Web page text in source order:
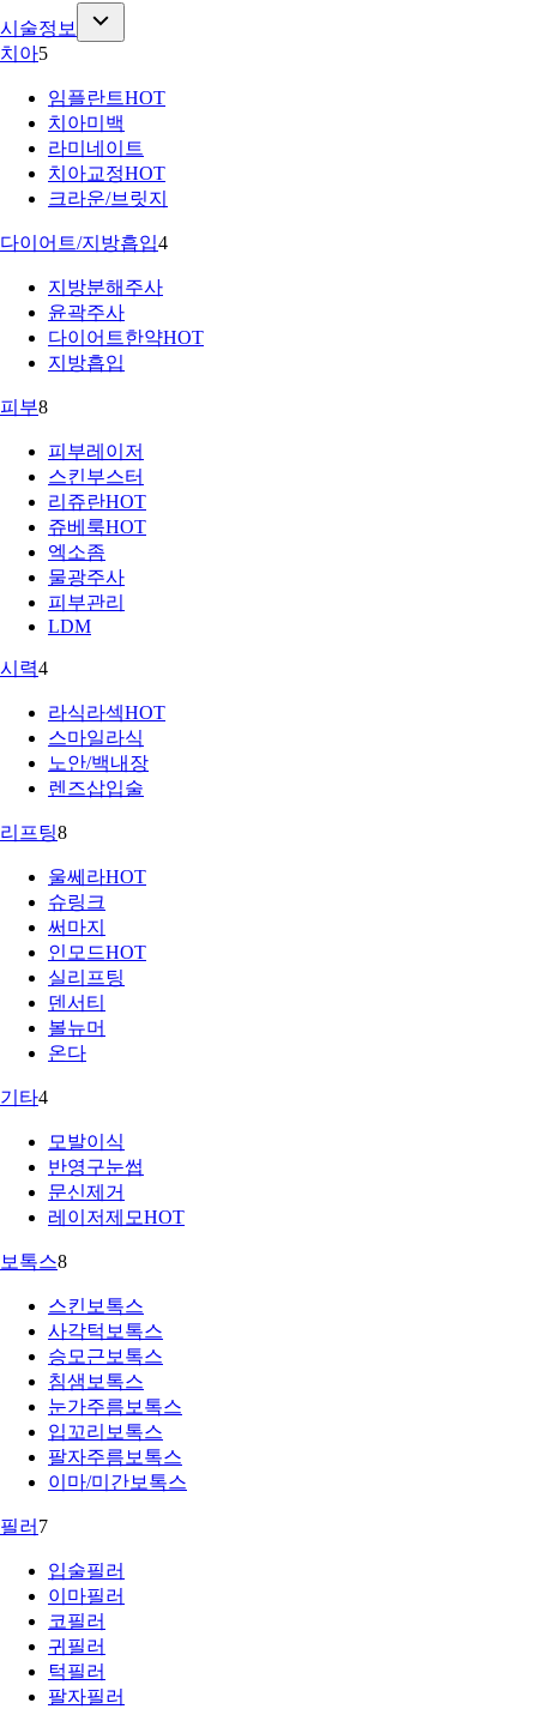
시술정보
치아5
임플란트HOT
치아미백
라미네이트
치아교정HOT
크라운/브릿지
다이어트/지방흡입4
지방분해주사
윤곽주사
다이어트한약HOT
지방흡입
피부8
피부레이저
스킨부스터
리쥬란HOT
쥬베룩HOT
엑소좀
물광주사
피부관리
LDM
시력4
라식라섹HOT
스마일라식
노안/백내장
렌즈삽입술
리프팅8
울쎄라HOT
슈링크
써마지
인모드HOT
실리프팅
덴서티
볼뉴머
온다
기타4
모발이식
반영구눈썹
문신제거
레이저제모HOT
보톡스8
스킨보톡스
사각턱보톡스
승모근보톡스
침샘보톡스
눈가주름보톡스
입꼬리보톡스
팔자주름보톡스
이마/미간보톡스
필러 7
입술필러
이마필러
코필러
귀필러
턱필러
팔자필러